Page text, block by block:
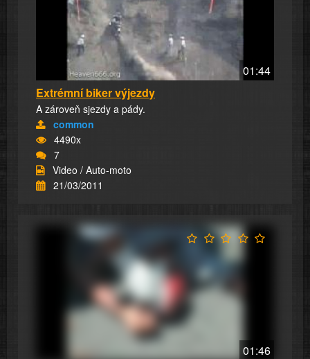
01:44
Extrémní biker výjezdy
A zároveň sjezdy a pády.
common
4490x
7
Video / Auto-moto
21/03/2011
01:46